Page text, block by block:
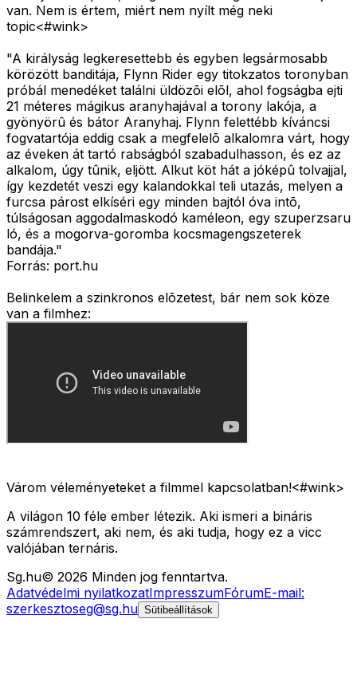
van. Nem is értem, miért nem nyílt még neki
topic<#wink>
"A királyság legkeresettebb és egyben legsármosabb
körözött banditája, Flynn Rider egy titokzatos toronyban
próbál menedéket találni üldözõi elõl, ahol fogságba ejti
21 méteres mágikus aranyhajával a torony lakója, a
gyönyörû és bátor Aranyhaj. Flynn felettébb kíváncsi
fogvatartója eddig csak a megfelelõ alkalomra várt, hogy
az éveken át tartó rabságból szabadulhasson, és ez az
alkalom, úgy tûnik, eljött. Alkut köt hát a jóképû tolvajjal,
így kezdetét veszi egy kalandokkal teli utazás, melyen a
furcsa párost elkíséri egy minden bajtól óva intõ,
túlságosan aggodalmaskodó kaméleon, egy szuperzsaru
ló, és a mogorva-goromba kocsmagengszeterek
bandája."
Forrás: port.hu
Belinkelem a szinkronos elõzetest, bár nem sok köze
van a filmhez:
Várom véleményeteket a filmmel kapcsolatban!<#wink>
A világon 10 féle ember létezik. Aki ismeri a bináris
számrendszert, aki nem, és aki tudja, hogy ez a vicc
valójában ternáris.
Sg.hu© 2026 Minden jog fenntartva.
Adatvédelmi nyilatkozatImpresszumFórumE-mail:
szerkesztoseg@sg.hu Sütibeállítások